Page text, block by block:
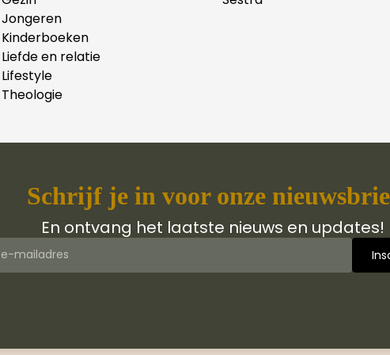
Jongeren
Kinderboeken
Liefde en relatie
Lifestyle
Theologie
Schrijf je in voor onze
En ontvang het laatste nieuws en updates!